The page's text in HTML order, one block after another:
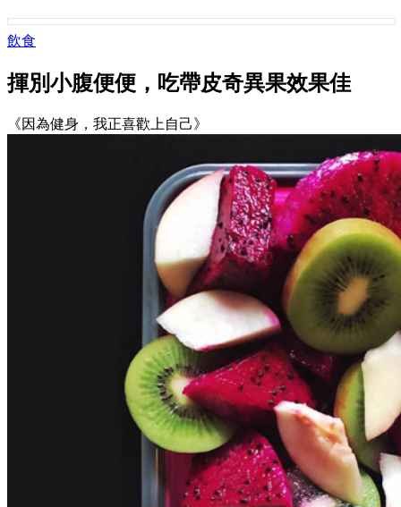
飲食
揮別小腹便便，吃帶皮奇異果效果佳
《因為健身，我正喜歡上自己》